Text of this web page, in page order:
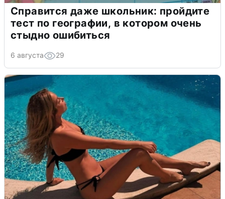
Справится даже школьник: пройдите
тест по географии, в котором очень
стыдно ошибиться
6 августа 29